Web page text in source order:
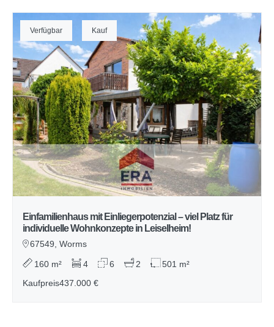
Verfügbar Kauf
Einfamilienhaus mit Einliegerpotenzial – viel Platz für
individuelle Wohnkonzepte in Leiselheim!
67549, Worms
160 m² 4 6 2
501 m²
Kaufpreis437.000 €